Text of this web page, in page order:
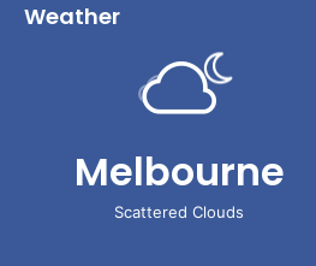
Weather
Melbourne
Scattered Clouds